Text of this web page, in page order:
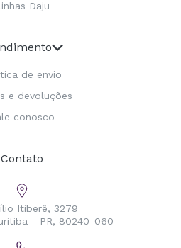
Daju
de envio
e devoluções
conosco
Contato
Itiberê, 3279
- PR, 80240-060